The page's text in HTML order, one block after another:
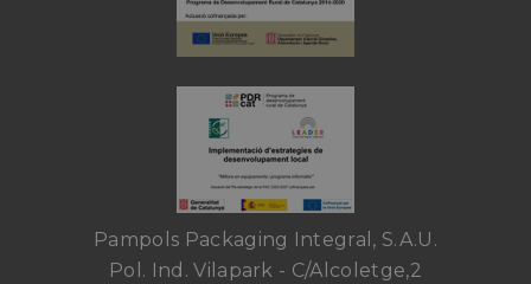
Pampols Packaging Integral, S.A.U.
Pol. Ind. Vilapark - C/Alcoletge,2